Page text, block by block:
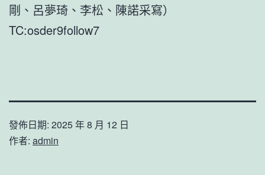
剛、呂夢琦、李松、陳諾采寫）
TC:osder9follow7
發佈日期: 2025 年 8 月 12 日
作者: admin